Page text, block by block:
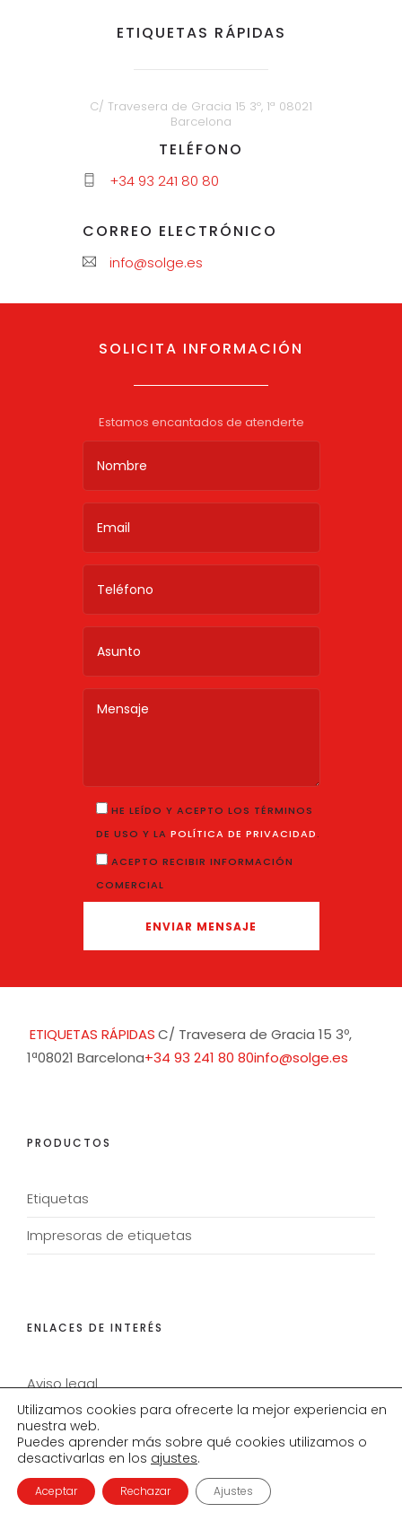
ETIQUETAS RÁPIDAS
C/ Travesera de Gracia 15 3º, 1ª 08021
Barcelona
TELÉFONO
+34 93 241 80 80
CORREO ELECTRÓNICO
info@solge.es
SOLICITA INFORMACIÓN
Estamos encantados de atenderte
HE LEÍDO Y ACEPTO LOS TÉRMINOS
DE USO Y LA POLÍTICA DE PRIVACIDAD.
ACEPTO RECIBIR INFORMACIÓN
COMERCIAL
ETIQUETAS RÁPIDASC/ Travesera de Gracia 15 3º,
1ª08021 Barcelona+34 93 241 80 80info@solge.es
PRODUCTOS
Etiquetas
Impresoras de etiquetas
ENLACES DE INTERÉS
Aviso legal
Política de privacidad
Política de cookies
Utilizamos cookies para ofrecerte la mejor experiencia en
nuestra web.
Puedes aprender más sobre qué cookies utilizamos o
desactivarlas en los ajustes.
Aceptar Rechazar Ajustes